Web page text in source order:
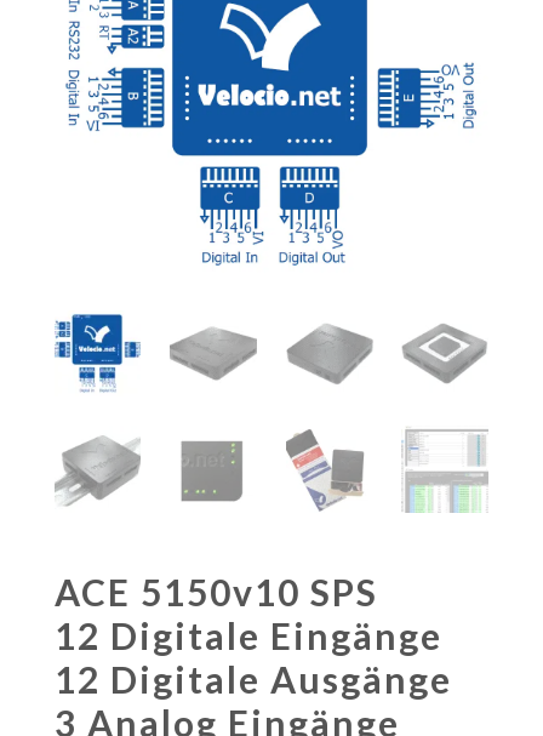
ACE 5150v10 SPS
12 Digitale Eingänge
12 Digitale Ausgänge
3 Analog Eingänge